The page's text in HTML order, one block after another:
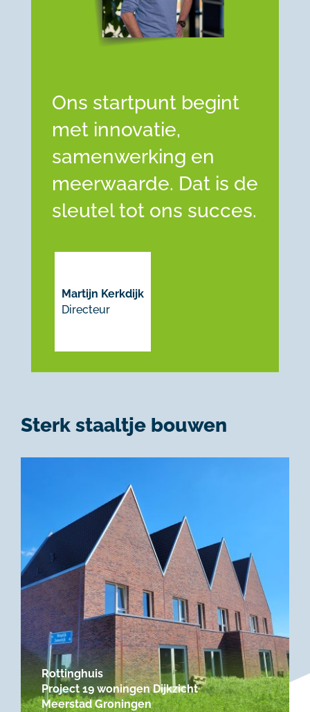
Ons startpunt begint
met innovatie,
samenwerking en
meerwaarde. Dat is de
sleutel tot ons succes.
Martijn Kerkdijk
Directeur
Sterk staaltje bouwen
Rottinghuis
Project 19 woningen Dijkzicht
Meerstad Groningen